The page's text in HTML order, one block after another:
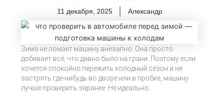
11 декабря, 2025 Александр
Зима не ломает машину внезапно. Она просто
добивает всё, что давно было на грани. Поэтому если
хочется спокойно пережить холодный сезон и не
застрять где-нибудь во дворе или в пробке, машину
лучше проверить заранее. Не идеально.